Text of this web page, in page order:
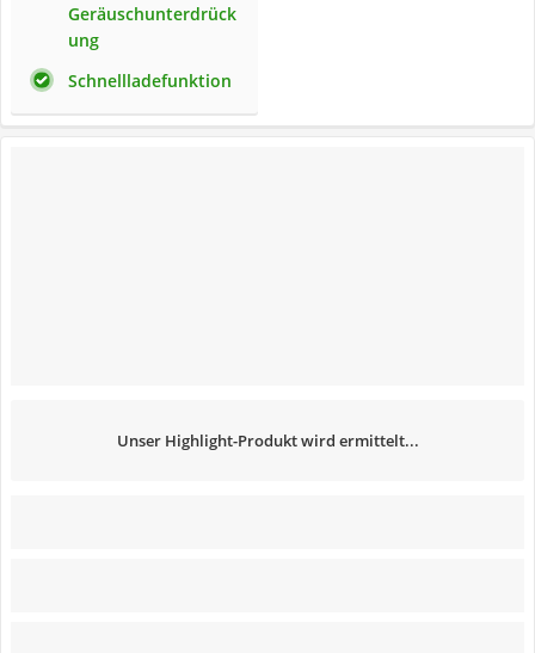
Geräuschunterdrück
ung
Schnellladefunktion
Unser Highlight-Produkt wird ermittelt...